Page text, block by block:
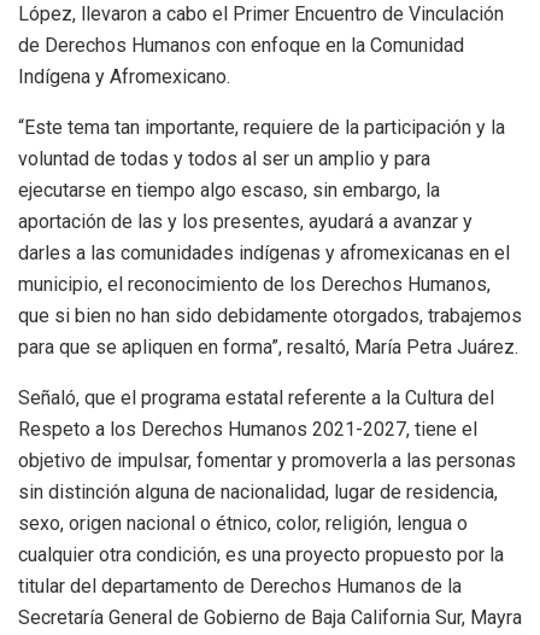
López, llevaron a cabo el Primer Encuentro de Vinculación
de Derechos Humanos con enfoque en la Comunidad
Indígena y Afromexicano.
“Este tema tan importante, requiere de la participación y la
voluntad de todas y todos al ser un amplio y para
ejecutarse en tiempo algo escaso, sin embargo, la
aportación de las y los presentes, ayudará a avanzar y
darles a las comunidades indígenas y afromexicanas en el
municipio, el reconocimiento de los Derechos Humanos,
que si bien no han sido debidamente otorgados, trabajemos
para que se apliquen en forma”, resaltó, María Petra Juárez.
Señaló, que el programa estatal referente a la Cultura del
Respeto a los Derechos Humanos 2021-2027, tiene el
objetivo de impulsar, fomentar y promoverla a las personas
sin distinción alguna de nacionalidad, lugar de residencia,
sexo, origen nacional o étnico, color, religión, lengua o
cualquier otra condición, es una proyecto propuesto por la
titular del departamento de Derechos Humanos de la
Secretaría General de Gobierno de Baja California Sur, Mayra